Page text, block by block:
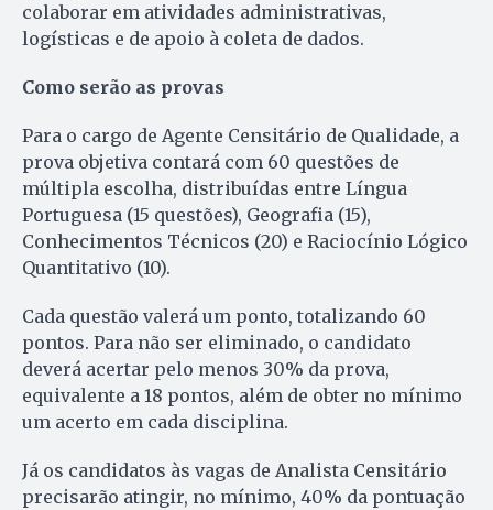
colaborar em atividades administrativas,
logísticas e de apoio à coleta de dados.
Como serão as provas
Para o cargo de Agente Censitário de Qualidade, a
prova objetiva contará com 60 questões de
múltipla escolha, distribuídas entre Língua
Portuguesa (15 questões), Geografia (15),
Conhecimentos Técnicos (20) e Raciocínio Lógico
Quantitativo (10).
Cada questão valerá um ponto, totalizando 60
pontos. Para não ser eliminado, o candidato
deverá acertar pelo menos 30% da prova,
equivalente a 18 pontos, além de obter no mínimo
um acerto em cada disciplina.
Já os candidatos às vagas de Analista Censitário
precisarão atingir, no mínimo, 40% da pontuação